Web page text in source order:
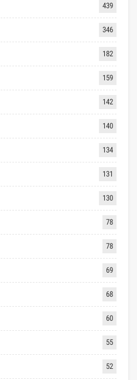
439
346
182
159
142
140
134
131
130
78
78
69
68
60
55
52